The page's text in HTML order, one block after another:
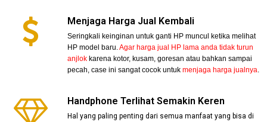
Menjaga Harga Jual Kembali
Seringkali keinginan untuk ganti HP muncul ketika melihat
HP model baru.Agar harga jual HP lama anda tidak turun
anjlok karena kotor, kusam, goresan atau bahkan sampai
pecah, case ini sangat cocok untukmenjaga harga jualnya.
Handphone Terlihat Semakin Keren
Hal yang paling penting dari semua manfaat yang bisa di